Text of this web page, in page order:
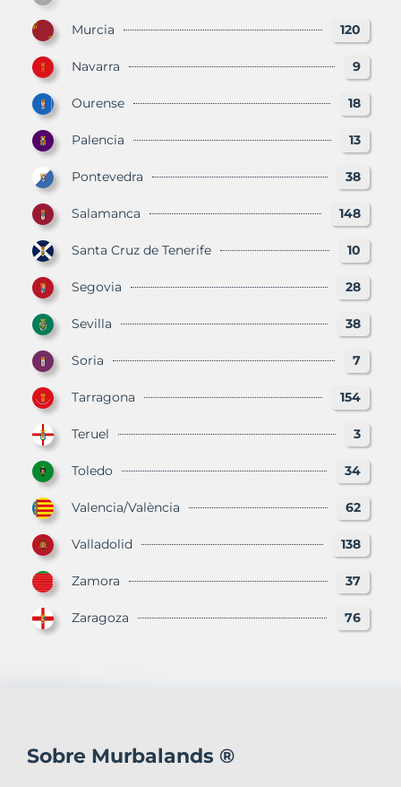
Murcia 120
Navarra 9
Ourense 18
Palencia 13
Pontevedra 38
Salamanca 148
Santa Cruz de Tenerife 10
Segovia 28
Sevilla 38
Soria 7
Tarragona 154
Teruel 3
Toledo 34
Valencia/València 62
Valladolid 138
Zamora 37
Zaragoza 76
Sobre Murbalands ®